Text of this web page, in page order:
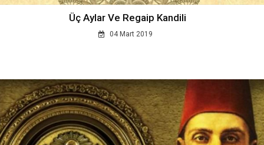
Üç Aylar Ve Regaip Kandili
04 Mart 2019